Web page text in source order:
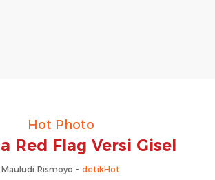
Hot Photo
Red Flag Versi Gisel
Mauludi Rismoyo - detikHot